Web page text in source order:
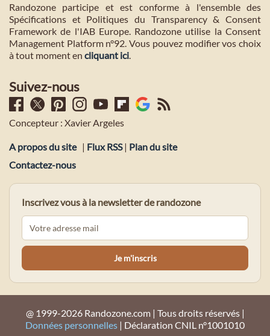
Randozone participe et est conforme à l'ensemble des
Spécifications et Politiques du Transparency & Consent
Framework de l'IAB Europe. Randozone utilise la Consent
Management Platform n°92. Vous pouvez modifier vos choix
à tout moment en cliquant ici.
Suivez-nous
Concepteur : Xavier Argeles
A propos du site | Flux RSS| Plan du site
Contactez-nous
Inscrivez vous à la newsletter de randozone
@ 1999-2026 Randozone.com | Tous droits réservés |
Données personnelles | Déclaration CNIL n°1001010